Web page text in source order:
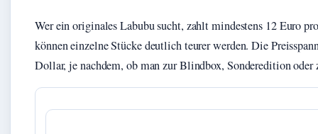
Wer ein originales Labubu sucht, zahlt mindestens 12 Euro
können einzelne Stücke deutlich teurer werden. Die
Dollar, je nachdem, ob man zur Blindbox, Sonderedition